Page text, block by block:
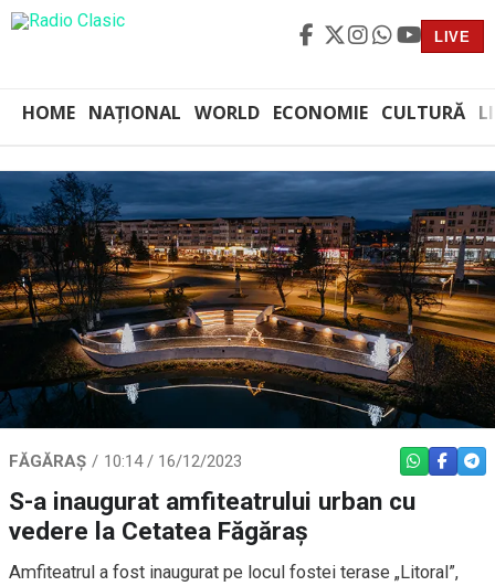
LIVE
HOME NAȚIONAL WORLD ECONOMIE CULTURĂ
FĂGĂRAȘ 10:14 / 16/12/2023 WHATSAPP
S-a inaugurat amfiteatrului urban cu
vedere la Cetatea Făgăraș
Amfiteatrul a fost inaugurat pe locul fostei terase „Litoral”,